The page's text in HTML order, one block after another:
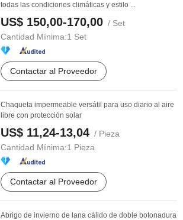
todas las condiciones climáticas y estilo ...
US$ 150,00-170,00 / Set
Cantidad Mínima:1 Set
Contactar al Proveedor
Chaqueta impermeable versátil para uso diario al aire
libre con protección solar
US$ 11,24-13,04 / Pieza
Cantidad Mínima:1 Pieza
Contactar al Proveedor
Abrigo de invierno de lana cálido de doble botonadura